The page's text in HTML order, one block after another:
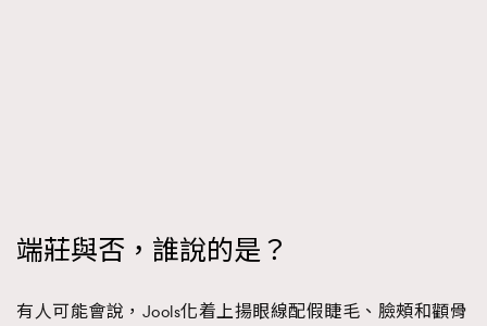
端莊與否，誰說的是？
有人可能會說，Jools化着上揚眼線配假睫毛、臉頰和顴骨